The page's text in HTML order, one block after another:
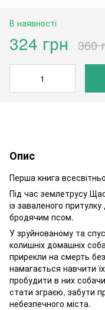
В наявності
324 грн 360
Опис
Перша книга
Під час землетрусу
із заваленого
бродячим псом.
У зруйнованому та
колишніх домашніх
прирекли на смерть
намагається навчити
пробудити в них
стати зграєю, забути
небезпечного міста.